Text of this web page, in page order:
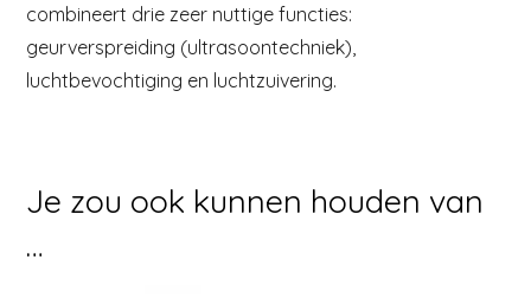
combineert drie zeer nuttige functies:
geurverspreiding (ultrasoontechniek),
luchtbevochtiging en luchtzuivering.
Je zou ook kunnen houden van
…